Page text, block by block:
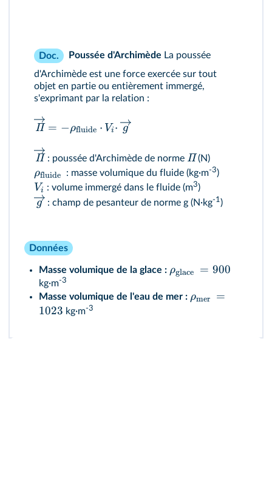
Doc. Poussée d'Archimède
d'Archimède est une force exercée sur tout
objet en partie ou entièrement immergé,
s'exprimant par la relation :
Π = −ρfluide ⋅ Vi ⋅ g
Π : poussée d'Archimède de norme Π (N)
ρfluide : masse volumique du fluide (kg·m-3)
Vi : volume immergé dans le fluide (m3)
g : champ de pesanteur de norme g (N·kg-1)
Données
Masse volumique de la glace : ρglace = 900
kg·m-3
Masse volumique de l'eau de mer : ρmer
=
1023 kg·m-3